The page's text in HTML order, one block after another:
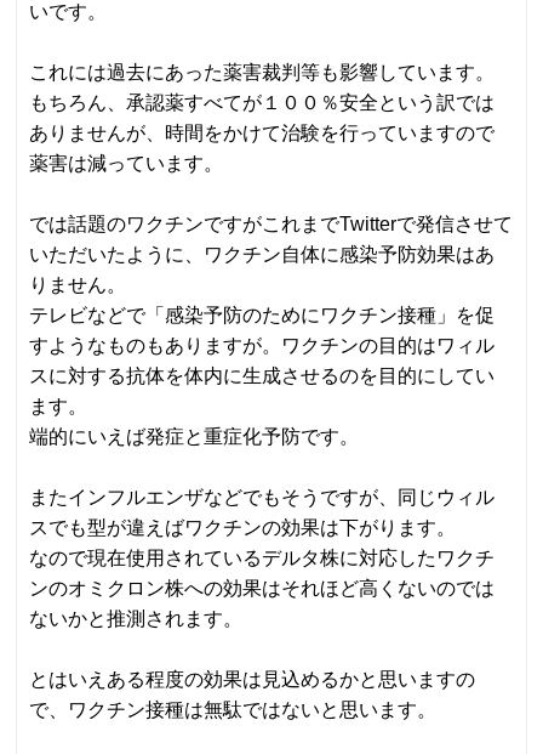
いです。
これには過去にあった薬害裁判等も影響しています。
もちろん、承認薬すべてが１００％安全という訳では
ありませんが、時間をかけて治験を行っていますので
薬害は減っています。
では話題のワクチンですがこれまでTwitterで発信させて
いただいたように、ワクチン自体に感染予防効果はあ
りません。
テレビなどで「感染予防のためにワクチン接種」を促
すようなものもありますが。ワクチンの目的はワィル
スに対する抗体を体内に生成させるのを目的にしてい
ます。
端的にいえば発症と重症化予防です。
またインフルエンザなどでもそうですが、同じウィル
スでも型が違えばワクチンの効果は下がります。
なので現在使用されているデルタ株に対応したワクチ
ンのオミクロン株への効果はそれほど高くないのでは
ないかと推測されます。
とはいえある程度の効果は見込めるかと思いますの
で、ワクチン接種は無駄ではないと思います。